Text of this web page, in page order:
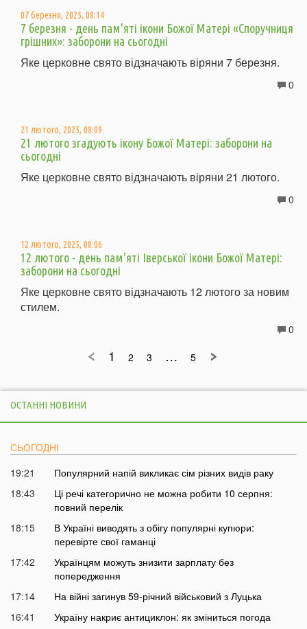
07 березня, 2025, 08:14
7 березня - день пам'яті ікони Божої Матері «Споручниця
грішних»: заборони на сьогодні
Яке церковне свято відзначають віряни 7 березня.
0
21 лютого, 2025, 08:09
21 лютого згадують ікону Божої Матері: заборони на
сьогодні
Яке церковне свято відзначають віряни 21 лютого.
0
12 лютого, 2025, 08:06
12 лютого - день пам'яті Іверської ікони Божої Матері:
заборони на сьогодні
Яке церковне свято відзначають 12 лютого за новим
стилем.
0
1 2 3 … 5
ОСТАННІ НОВИНИ
СЬОГОДНІ
19:21
Популярний напій викликає сім різних видів раку
18:43
Ці речі категорично не можна робити 10 серпня:
повний перелік
18:15
В Україні виводять з обігу популярні купюри:
перевірте свої гаманці
17:42
Українцям можуть знизити зарплату без
попередження
17:14
На війні загинув 59-річний військовий з Луцька
16:41
Україну накриє антициклон: як зміниться погода